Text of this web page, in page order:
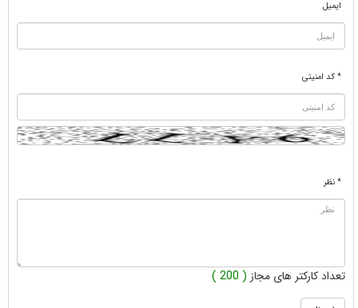
ایمیل
* کد امنیتی
* نظر
تعداد کارکتر های مجاز ( 200 )